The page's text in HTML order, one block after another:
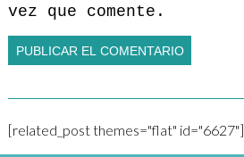
vez que comente.
[related_post themes="flat" id="6627"]